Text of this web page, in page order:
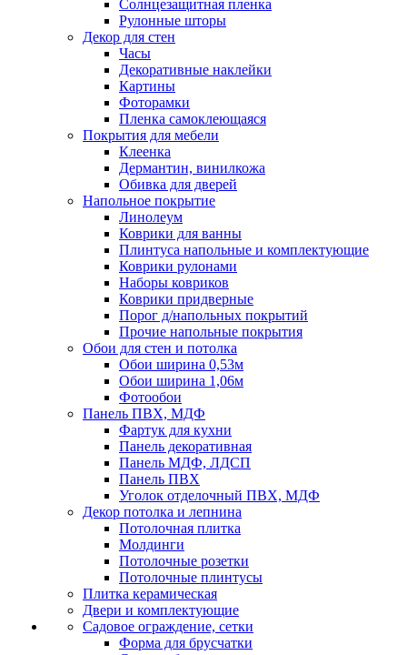
Солнцезащитная пленка
Рулонные шторы
Декор для стен
Часы
Декоративные наклейки
Картины
Фоторамки
Пленка самоклеющаяся
Покрытия для мебели
Клеенка
Дермантин, винилкожа
Обивка для дверей
Напольное покрытие
Линолеум
Коврики для ванны
Плинтуса напольные и комплектующие
Коврики рулонами
Наборы ковриков
Коврики придверные
Порог д/напольных покрытий
Прочие напольные покрытия
Обои для стен и потолка
Обои ширина 0,53м
Обои ширина 1,06м
Фотообои
Панель ПВХ, МДФ
Фартук для кухни
Панель декоративная
Панель МДФ, ЛДСП
Панель ПВХ
Уголок отделочный ПВХ, МДФ
Декор потолка и лепнина
Потолочная плитка
Молдинги
Потолочные розетки
Потолочные плинтусы
Плитка керамическая
Двери и комплектующие
Садовое ограждение, сетки
Форма для брусчатки